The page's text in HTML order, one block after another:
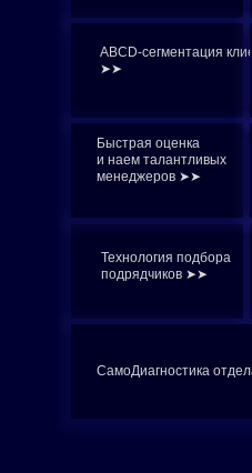
ABCD-сегментация
➤➤
Быстрая оценка
и наем талантливых
менеджеров ➤➤
Технология подбора
подрядчиков ➤➤
СамоДиагностика